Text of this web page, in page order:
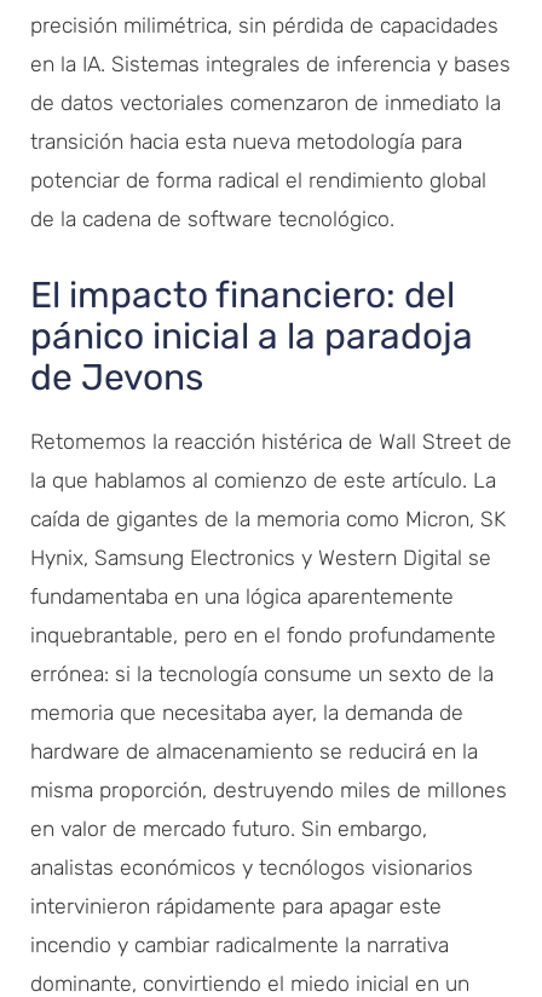
precisión milimétrica, sin pérdida de capacidades
en la IA. Sistemas integrales de inferencia y bases
de datos vectoriales comenzaron de inmediato la
transición hacia esta nueva metodología para
potenciar de forma radical el rendimiento global
de la cadena de software tecnológico.
El impacto financiero: del
pánico inicial a la paradoja
de Jevons
Retomemos la reacción histérica de Wall Street de
la que hablamos al comienzo de este artículo. La
caída de gigantes de la memoria como Micron, SK
Hynix, Samsung Electronics y Western Digital se
fundamentaba en una lógica aparentemente
inquebrantable, pero en el fondo profundamente
errónea: si la tecnología consume un sexto de la
memoria que necesitaba ayer, la demanda de
hardware de almacenamiento se reducirá en la
misma proporción, destruyendo miles de millones
en valor de mercado futuro. Sin embargo,
analistas económicos y tecnólogos visionarios
intervinieron rápidamente para apagar este
incendio y cambiar radicalmente la narrativa
dominante, convirtiendo el miedo inicial en un